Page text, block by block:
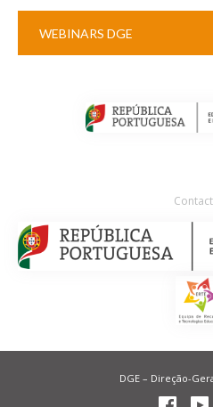
WEBINARS DGE
DGE – Direção-